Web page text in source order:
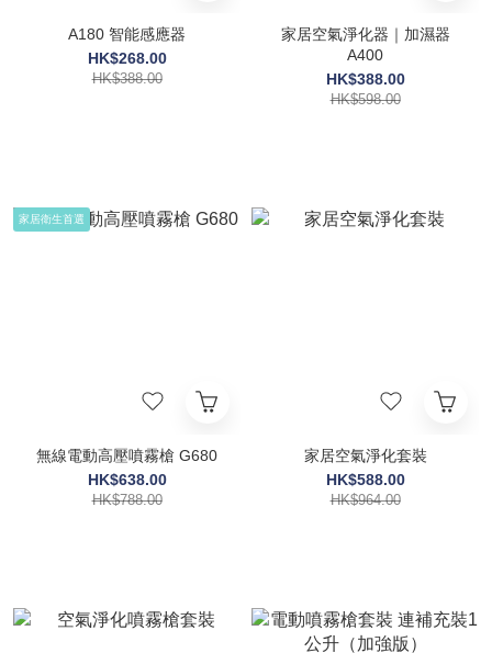
A180 智能感應器
HK$268.00
HK$388.00
家居空氣淨化器｜加濕器
A400
HK$388.00
HK$598.00
家居衛生首選
無線電動高壓噴霧槍 G680
HK$638.00
HK$788.00
家居空氣淨化套裝
HK$588.00
HK$964.00